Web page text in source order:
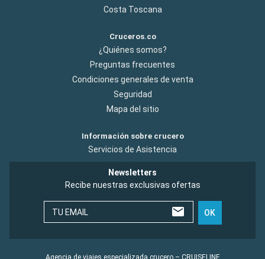
Costa Toscana
Cruceros.co
¿Quiénes somos?
Preguntas frecuentes
Condiciones generales de venta
Seguridad
Mapa del sitio
Información sobre crucero
Servicios de Asistencia
Newsletters
Recibe nuestras exclusivas ofertas
TU EMAIL OK
Agencia de viajes especializada crucero – CRUISELINE